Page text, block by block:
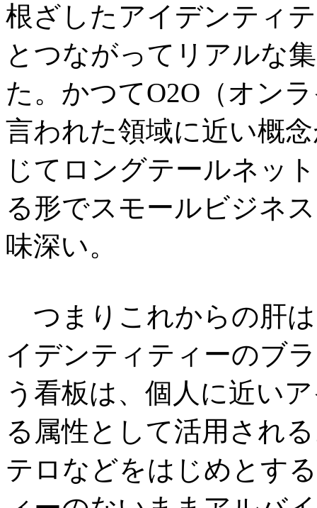
根ざしたアイデンティ
とつながってリアルな
た。かつてO2O（オン
言われた領域に近い概
じてロングテールネッ
る形でスモールビジネ
味深い。
つまりこれからの肝
イデンティティーのブ
う看板は、個人に近い
る属性として活用され
テロなどをはじめとす